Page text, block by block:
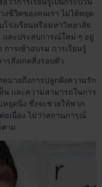
งชีวิตของคนเรา ไม่ได้หยุด
รงเรียนหรือมหาวิทยาลัย
และประสบการณ์ใหม่ ๆ อยู่
การเข้าอบรม การเรียนรู้
รสังเกตสิ่งรอบตัว
หมายถึงการปลูกฝังความรัก
น และความสามารถในการ
หยุดนิ่ง ซึ่งจะช่วยให้พวก
อเนื่อง ไม่ว่าสถานการณ์
าม